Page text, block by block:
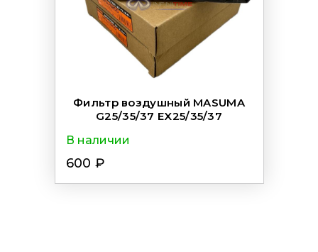
Фильтр воздушный MASUMA
G25/35/37 EX25/35/37
В наличии
600 ₽